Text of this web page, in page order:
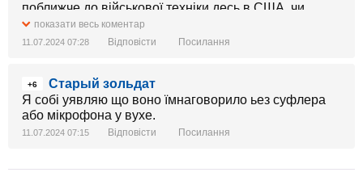
наступив.
- За тиждень до початку війни остання бригада
закінчила розмінування зі сторони Криму. Прибрані
Маріуполь у повну блокаду.
- Ігнорування 28-ми повідомлень США про
вторгнення.
- Гроші на велике будівництво, а не на оборону. Вже
поближче до військової техніки десь в США, чи
Німеччині. Навіть сідав в літак F-16 супер герой,
правда також там за кордоном і після сотого
показати весь коментар
11.07.2024 07:28 Відповісти Посилання
+6
Старый зольдат
Я собі уявляю що воно їмнаговорило ьез суфлера
або мікрофона у вухе.
11.07.2024 07:15 Відповісти Посилання